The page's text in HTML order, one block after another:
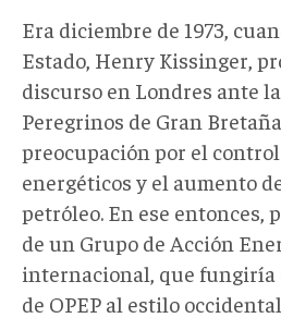
Era diciembre de 1973,
Estado, Henry Kissinger,
discurso en Londres ante
Peregrinos de Gran
preocupación por el
energéticos y el aumento
petróleo. En ese entonces,
de un Grupo de Acción
internacional, que fungiría
de OPEP al estilo